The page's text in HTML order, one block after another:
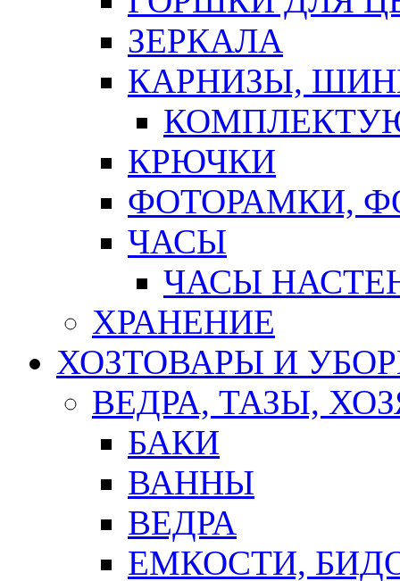
ЗЕРКАЛА
КАРНИЗЫ,
КРЮЧКИ
ФОТОРАМКИ,
ЧАСЫ
ЧАСЫ
ХРАНЕНИЕ
ХОЗТОВАРЫ И
ВЕДРА, ТАЗЫ,
БАКИ
ВАННЫ
ВЕДРА
ЕМКОСТИ,